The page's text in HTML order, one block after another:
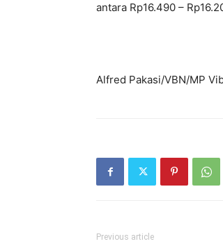
antara Rp16.490 –
Alfred Pakasi/VBN/MP
Previous article